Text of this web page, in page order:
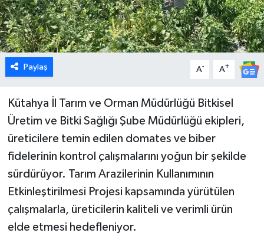
Paylaş A- A+
Kütahya İl Tarım ve Orman Müdürlüğü Bitkisel
Üretim ve Bitki Sağlığı Şube Müdürlüğü ekipleri,
üreticilere temin edilen domates ve biber
fidelerinin kontrol çalışmalarını yoğun bir şekilde
sürdürüyor. Tarım Arazilerinin Kullanımının
Etkinleştirilmesi Projesi kapsamında yürütülen
çalışmalarla, üreticilerin kaliteli ve verimli ürün
elde etmesi hedefleniyor.
Gediz
Genel
Hisarcık
İlçeler
Köşe Yazıları
Kültür Sanat